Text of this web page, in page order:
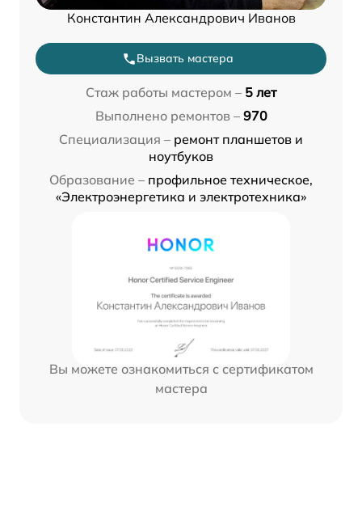
Константин Александрович Иванов
Вызвать мастера
Стаж работы мастером – 5 лет
Выполнено ремонтов – 970
Специализация – ремонт планшетов и
ноутбуков
Образование – профильное техническое,
«Электроэнергетика и электротехника»
Вы можете ознакомиться с сертификатом
мастера